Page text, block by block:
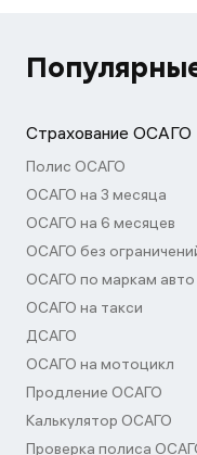
Страхование ОСАГО
Полис ОСАГО
ОСАГО на 3 месяца
ОСАГО на 6 месяцев
ОСАГО без
ОСАГО по маркам авто
ОСАГО на такси
ДСАГО
ОСАГО на мотоцикл
Продление ОСАГО
Калькулятор ОСАГО
Проверка полиса